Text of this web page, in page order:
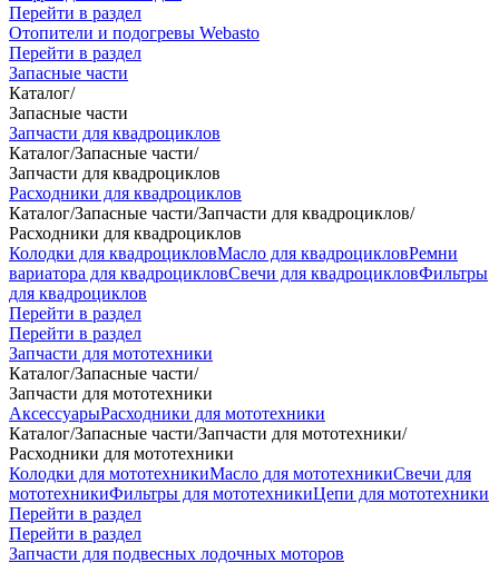
Перейти в раздел
Отопители и подогревы Webasto
Перейти в раздел
Запасные части
Каталог/
Запасные части
Запчасти для квадроциклов
Каталог/Запасные части/
Запчасти для квадроциклов
Расходники для квадроциклов
Каталог/Запасные части/Запчасти для квадроциклов/
Расходники для квадроциклов
Колодки для квадроцикловМасло для квадроцикловРемни
вариатора для квадроцикловСвечи для квадроцикловФильтры
для квадроциклов
Перейти в раздел
Перейти в раздел
Запчасти для мототехники
Каталог/Запасные части/
Запчасти для мототехники
АксессуарыРасходники для мототехники
Каталог/Запасные части/Запчасти для мототехники/
Расходники для мототехники
Колодки для мототехникиМасло для мототехникиСвечи для
мототехникиФильтры для мототехникиЦепи для мототехники
Перейти в раздел
Перейти в раздел
Запчасти для подвесных лодочных моторов